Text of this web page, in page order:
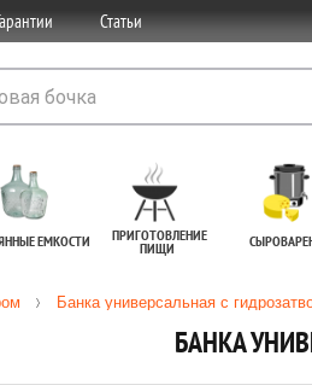
Статьи
ЕМКОСТИ ПРИГОТОВЛЕНИЕ
ПИЩИ
Банка универсальная с
БАНКА